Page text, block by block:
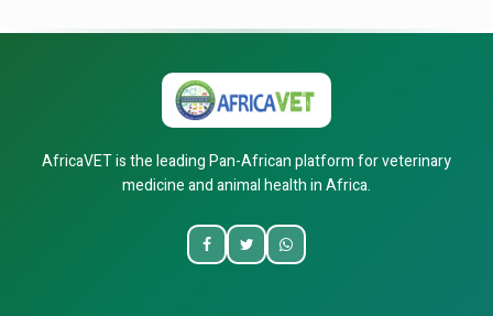
AfricaVET is the leading Pan-African platform for veterinary
medicine and animal health in Africa.